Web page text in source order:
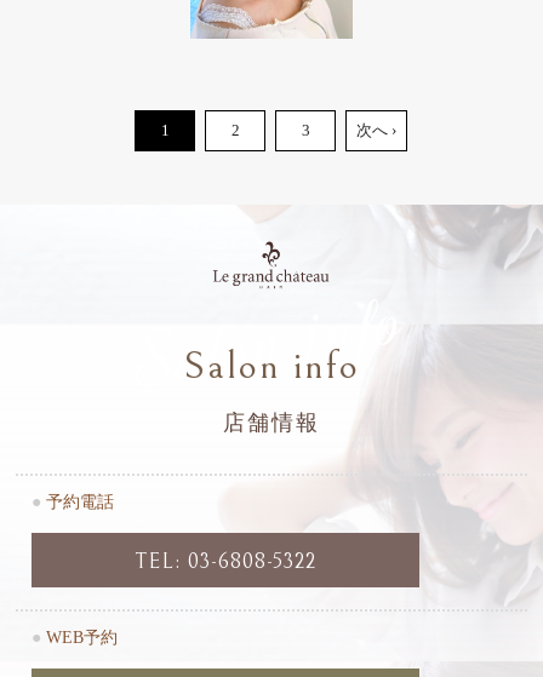
1 2 3 次へ ›
Salon info
Salon info
店舗情報
● 予約電話
TEL: 03-6808-5322
● WEB予約